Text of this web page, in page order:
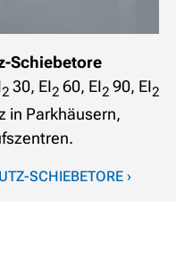
Schiebetore
230, EI260, EI290, EI2
in Parkhäusern,
SCHIEBETORE ›